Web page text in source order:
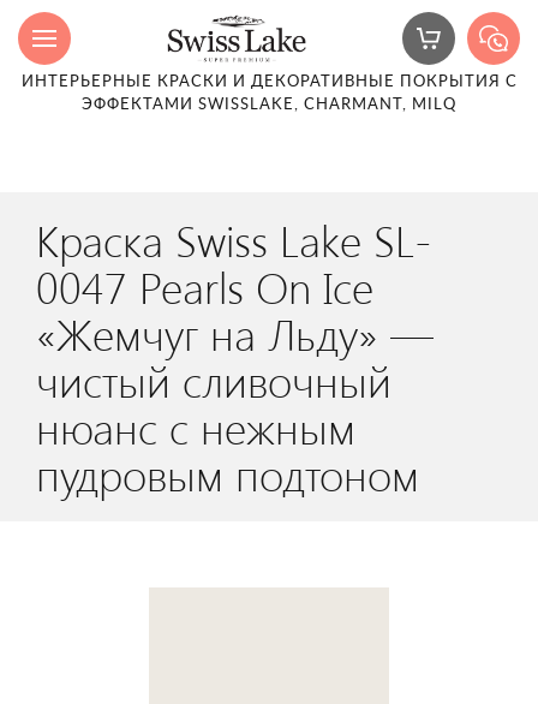
ИНТЕРЬЕРНЫЕ КРАСКИ И ДЕКОРАТИВНЫЕ ПОКРЫТИЯ С
ЭФФЕКТАМИ SWISSLAKE, CHARMANT, MILQ
Краска Swiss Lake SL-
0047 Pearls On Ice
«Жемчуг на Льду» —
чистый сливочный
нюанс с нежным
пудровым подтоном